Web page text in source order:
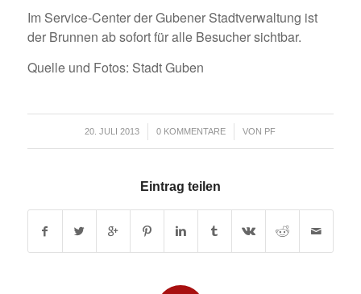
Im Service-Center der Gubener Stadtverwaltung ist
der Brunnen ab sofort für alle Besucher sichtbar.
Quelle und Fotos: Stadt Guben
20. JULI 2013 0 KOMMENTARE
/ VON PF
Eintrag teilen